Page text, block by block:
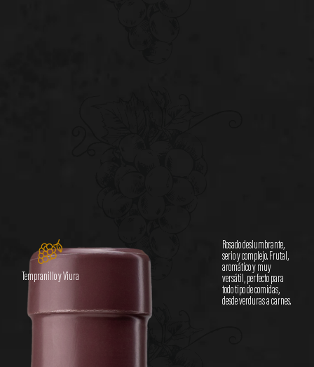
Rosado deslumbrante,
serio y complejo. Frutal,
aromático y muy
versátil, perfecto para
todo tipo de comidas,
desde verduras a carnes.
Tempranillo y Viura